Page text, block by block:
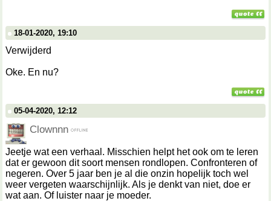
18-01-2020, 19:10
Verwijderd
Oke. En nu?
05-04-2020, 12:12
Clownnn
Jeetje wat een verhaal. Misschien helpt het ook om te leren
dat er gewoon dit soort mensen rondlopen. Confronteren of
negeren. Over 5 jaar ben je al die onzin hopelijk toch wel
weer vergeten waarschijnlijk. Als je denkt van niet, doe er
wat aan. Of luister naar je moeder.